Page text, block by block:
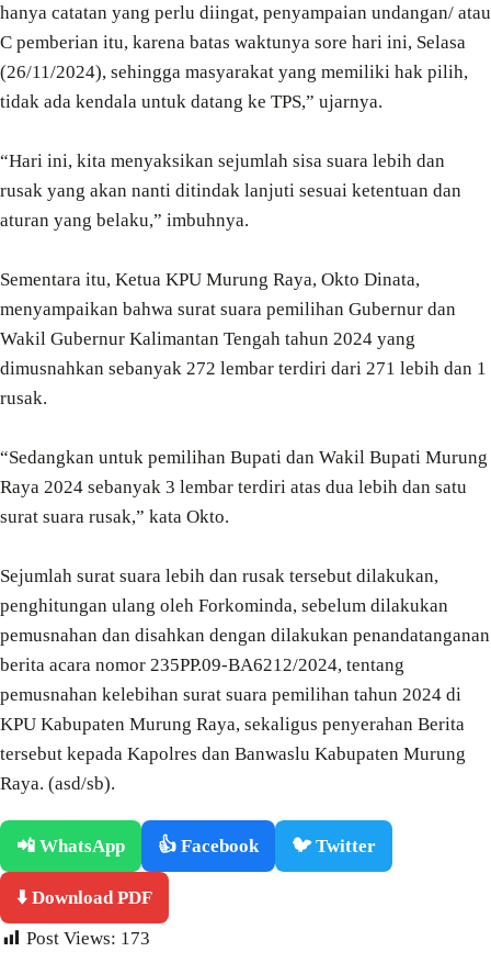
hanya catatan yang perlu diingat, penyampaian undangan/ atau
C pemberian itu, karena batas waktunya sore hari ini, Selasa
(26/11/2024), sehingga masyarakat yang memiliki hak pilih,
tidak ada kendala untuk datang ke TPS,” ujarnya.
“Hari ini, kita menyaksikan sejumlah sisa suara lebih dan
rusak yang akan nanti ditindak lanjuti sesuai ketentuan dan
aturan yang belaku,” imbuhnya.
Sementara itu, Ketua KPU Murung Raya, Okto Dinata,
menyampaikan bahwa surat suara pemilihan Gubernur dan
Wakil Gubernur Kalimantan Tengah tahun 2024 yang
dimusnahkan sebanyak 272 lembar terdiri dari 271 lebih dan 1
rusak.
“Sedangkan untuk pemilihan Bupati dan Wakil Bupati Murung
Raya 2024 sebanyak 3 lembar terdiri atas dua lebih dan satu
surat suara rusak,” kata Okto.
Sejumlah surat suara lebih dan rusak tersebut dilakukan,
penghitungan ulang oleh Forkominda, sebelum dilakukan
pemusnahan dan disahkan dengan dilakukan penandatanganan
berita acara nomor 235PP.09-BA6212/2024, tentang
pemusnahan kelebihan surat suara pemilihan tahun 2024 di
KPU Kabupaten Murung Raya, sekaligus penyerahan Berita
tersebut kepada Kapolres dan Banwaslu Kabupaten Murung
Raya. (asd/sb).
📲 WhatsApp 👍 Facebook 🐦 Twitter
⬇️ Download PDF
Post Views: 173